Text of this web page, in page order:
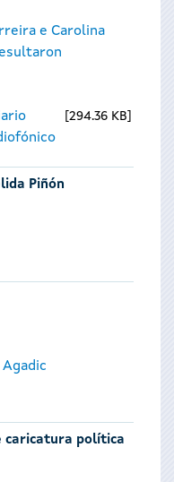
e Carolina
294.36 KB
Piñón
caricatura política